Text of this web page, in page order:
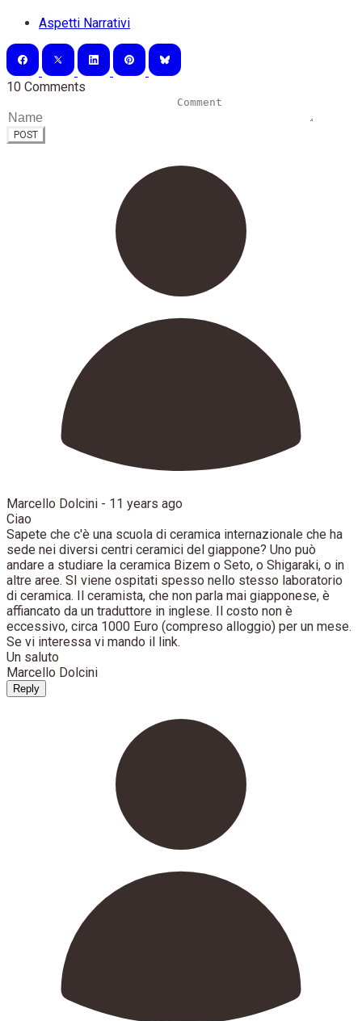
Aspetti Narrativi
10 Comments
POST
Marcello Dolcini - 11 years ago
Ciao
Sapete che c'è una scuola di ceramica internazionale che ha
sede nei diversi centri ceramici del giappone? Uno può
andare a studiare la ceramica Bizem o Seto, o Shigaraki, o in
altre aree. SI viene ospitati spesso nello stesso laboratorio
di ceramica. Il ceramista, che non parla mai giapponese, è
affiancato da un traduttore in inglese. Il costo non è
eccessivo, circa 1000 Euro (compreso alloggio) per un mese.
Se vi interessa vi mando il link.
Un saluto
Marcello Dolcini
Reply